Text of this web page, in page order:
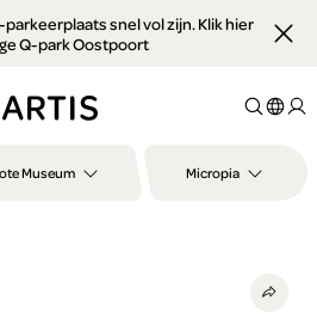
parkeerplaats snel vol zijn. Klik hier
Q-park Oostpoort
Museum Micropia